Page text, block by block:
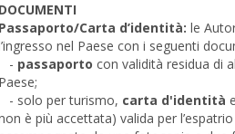
DOCUMENTI
Passaporto/Carta d’identità: le
nel Paese con i seguenti
- passaporto con validità residua di
Paese;
- solo per turismo, carta d'identità
è più accettata) valida per